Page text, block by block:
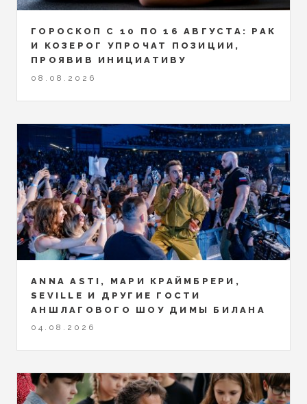
ГОРОСКОП С 10 ПО 16 АВГУСТА: РАК
И КОЗЕРОГ УПРОЧАТ ПОЗИЦИИ,
ПРОЯВИВ ИНИЦИАТИВУ
08.08.2026
ANNA ASTI, МАРИ КРАЙМБРЕРИ,
SEVILLE И ДРУГИЕ ГОСТИ
АНШЛАГОВОГО ШОУ ДИМЫ БИЛАНА
04.08.2026